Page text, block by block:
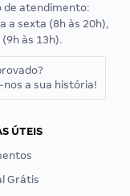
de atendimento:
a sexta (8h às 20h),
às 13h).
nos a sua história!
ÚTEIS
Grátis